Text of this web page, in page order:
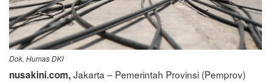
Dok. Humas DKI
nusakini.com,Jakarta – Pemerintah Provinsi (Pemprov)